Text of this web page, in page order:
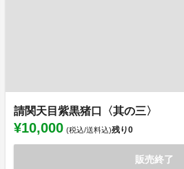
請関天目紫黒猪口〈其の三〉
¥10,000 (税込/送料込)残り0
販売終了